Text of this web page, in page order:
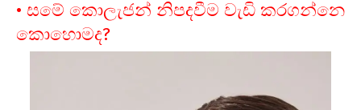
• සමේ කොලැජන් නිපදවීම වැඩි කරගන්නෙ
කොහොමද?